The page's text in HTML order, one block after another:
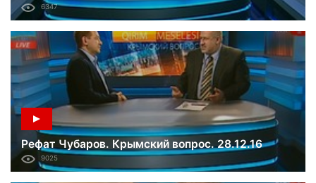
6347
Рефат Чубаров. Крымский вопрос. 28.12.16
9025